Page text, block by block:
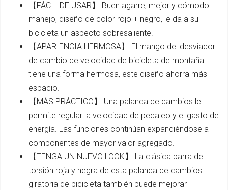
【FÁCIL DE USAR】 Buen agarre, mejor y cómodo
manejo, diseño de color rojo + negro, le da a su
bicicleta un aspecto sobresaliente.
【APARIENCIA HERMOSA】 El mango del desviador
de cambio de velocidad de bicicleta de montaña
tiene una forma hermosa, este diseño ahorra más
espacio.
【MÁS PRÁCTICO】 Una palanca de cambios le
permite regular la velocidad de pedaleo y el gasto de
energía. Las funciones continúan expandiéndose a
componentes de mayor valor agregado.
【TENGA UN NUEVO LOOK】 La clásica barra de
torsión roja y negra de esta palanca de cambios
giratoria de bicicleta también puede mejorar